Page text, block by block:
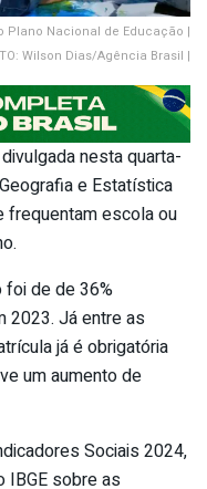
Nacional de Educação |
Wilson Dias/Agência Brasil |
nesta quarta-
e Estatística
frequentam escola ou
foi de de 36%
2023. Já entre as
já é obrigatória
um aumento de
Sociais 2024,
IBGE sobre as